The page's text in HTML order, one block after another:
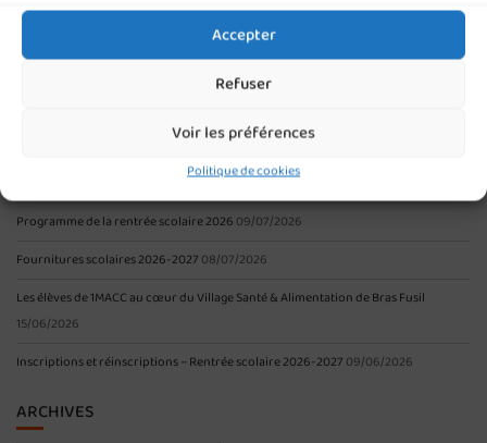
Accepter
Refuser
Voir les préférences
Politique de cookies
Plaquette BTS M.C.O
1 file(s)
Programme de la rentrée scolaire 2026 09/07/2026
Fournitures scolaires 2026-2027 08/07/2026
Les élèves de 1MACC au cœur du Village Santé & Alimentation de Bras Fusil
15/06/2026
Inscriptions et réinscriptions – Rentrée scolaire 2026-2027 09/06/2026
ARCHIVES